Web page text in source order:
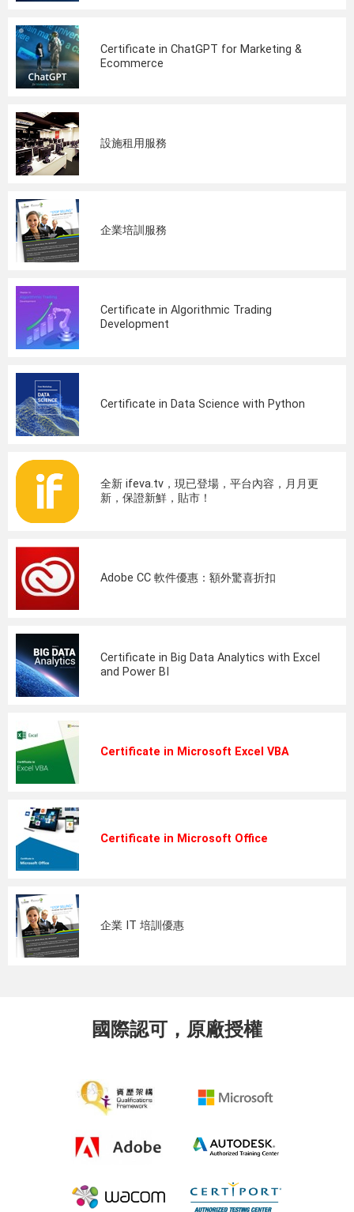
Certificate in ChatGPT for Marketing &
Ecommerce
設施租用服務
企業培訓服務
Certificate in Algorithmic Trading
Development
Certificate in Data Science with Python
全新 ifeva.tv，現已登場，平台內容，月月更
新，保證新鮮，貼市！
Adobe CC 軟件優惠：額外驚喜折扣
Certificate in Big Data Analytics with Excel
and Power BI
Certificate in Microsoft Excel VBA
Certificate in Microsoft Office
企業 IT 培訓優惠
國際認可，原廠授權